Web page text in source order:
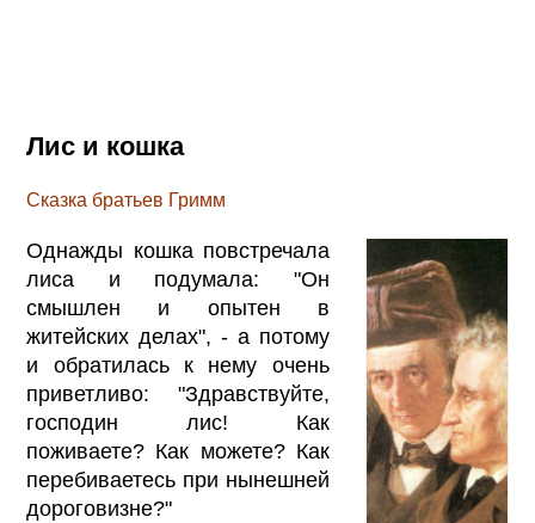
Лис и кошка
Сказка братьев Гримм
Однажды кошка повстречала
лиса и подумала: "Он
смышлен и опытен в
житейских делах", - а потому
и обратилась к нему очень
приветливо: "Здравствуйте,
господин лис! Как
поживаете? Как можете? Как
перебиваетесь при нынешней
дороговизне?"